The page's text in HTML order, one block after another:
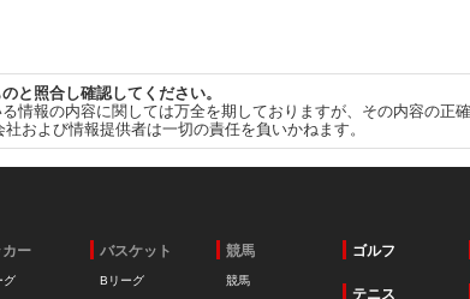
と照合し確認してください。
情報の内容に関しては万全を期しておりますが、その内容の正
および情報提供者は一切の責任を負いかねます。
ー
グ
バスケット
Bリーグ
競馬
競馬
ゴルフ
テニス